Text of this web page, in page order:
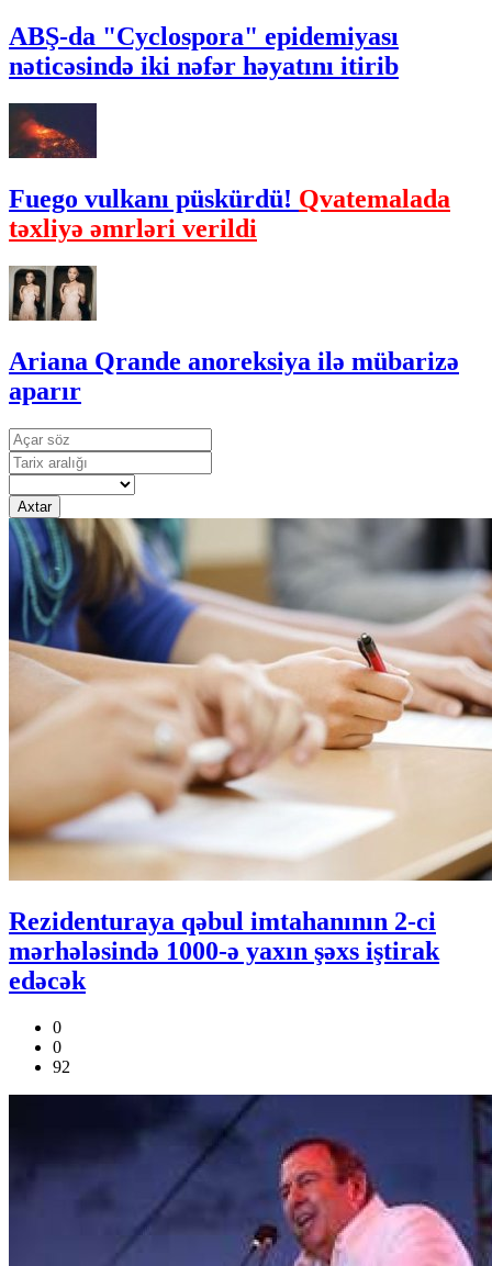
ABŞ-da "Cyclospora" epidemiyası
nəticəsində iki nəfər həyatını itirib
Fuego vulkanı püskürdü! Qvatemalada
təxliyə əmrləri verildi
Ariana Qrande anoreksiya ilə mübarizə
aparır
Axtar
Rezidenturaya qəbul imtahanının 2-ci
mərhələsində 1000-ə yaxın şəxs iştirak
edəcək
0
0
92